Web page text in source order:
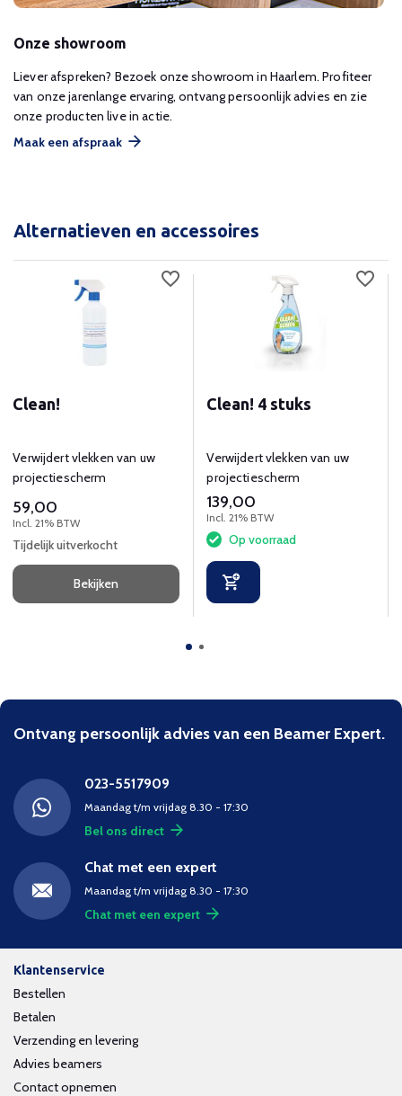
Onze showroom
Liever afspreken? Bezoek onze showroom in Haarlem. Profiteer
van onze jarenlange ervaring, ontvang persoonlijk advies en zie
onze producten live in actie.
Maak een afspraak
Alternatieven en accessoires
Clean!
Verwijdert vlekken van uw
projectiescherm
59,00
Incl. 21% BTW
Tijdelijk uitverkocht
Bekijken
Clean! 4 stuks
Verwijdert vlekken van uw
projectiescherm
139,00
Incl. 21% BTW
Op voorraad
Ontvang persoonlijk advies van een Beamer Expert.
023-5517909
Maandag t/m vrijdag 8.30 - 17:30
Bel ons direct
Chat met een expert
Maandag t/m vrijdag 8.30 - 17:30
Chat met een expert
Klantenservice
Bestellen
Betalen
Verzending en levering
Advies beamers
Contact opnemen